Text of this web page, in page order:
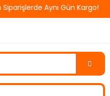
Aynı Gün Kargo! 🚚